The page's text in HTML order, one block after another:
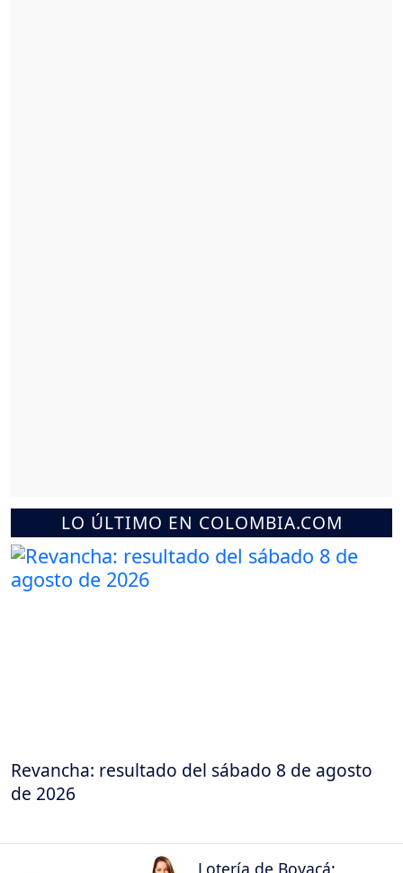
LO ÚLTIMO EN COLOMBIA.COM
Revancha: resultado del sábado 8 de agosto
de 2026
Lotería de Boyacá: